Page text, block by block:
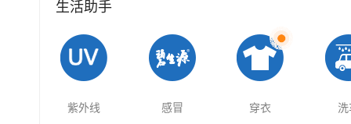
生活助手
紫外线 感冒 穿衣 洗